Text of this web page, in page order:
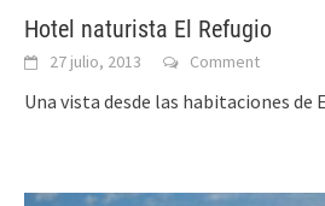
Hotel naturista El Refugio
27 julio, 2013 Comment
Una vista desde las habitaciones de